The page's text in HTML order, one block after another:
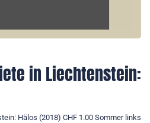
in Liechtenstein:
Hälos (2018) CHF 1.00 Sommer links